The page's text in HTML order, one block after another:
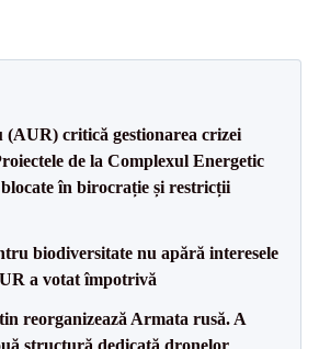
(AUR) critică gestionarea crizei
de la Complexul Energetic
în birocrație și restricții
biodiversitate nu apără interesele
a votat împotrivă
reorganizează Armata rusă. A
structură dedicată dronelor